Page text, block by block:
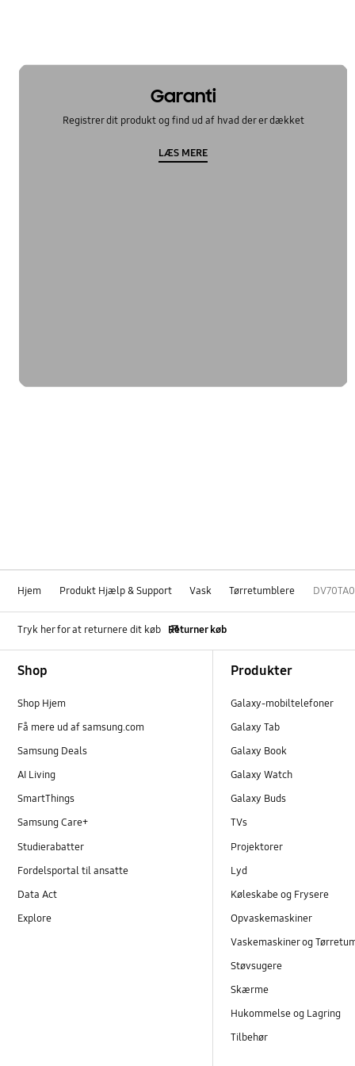
Garanti
Registrer dit produkt og find ud af hvad der er dækket
LÆS MERE
Hjem Produkt Hjælp & Support Vask Tørretumblere
Tryk her for at returnere dit køb Returner køb
Shop
Shop Hjem
Få mere ud af samsung.com
Samsung Deals
AI Living
SmartThings
Samsung Care+
Studierabatter
Fordelsportal til ansatte
Data Act
Explore
Produkter
Galaxy-mobiltelefoner
Galaxy Tab
Galaxy Book
Galaxy Watch
Galaxy Buds
TVs
Projektorer
Lyd
Køleskabe og Frysere
Opvaskemaskiner
Vaskemaskiner og
Støvsugere
Skærme
Hukommelse og Lagring
Tilbehør